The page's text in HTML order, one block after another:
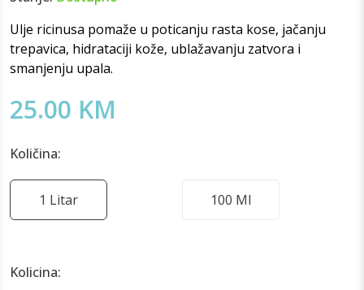
Ulje ricinusa pomaže u poticanju rasta kose, jačanju
trepavica, hidrataciji kože, ublažavanju zatvora i
smanjenju upala.
25.00 KM
Količina:
1 Litar 100 Ml
Kolicina: